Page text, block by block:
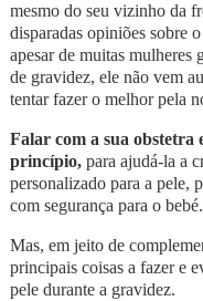
mesmo do seu vizinho da
disparadas opiniões sobre
apesar de muitas
de gravidez, ele não vem
tentar fazer o melhor pela
Falar com a sua obstetra
princípio,para ajudá-la a
personalizado para a pele,
com segurança para o bebé.
Mas, em jeito de
principais coisas a fazer e
pele durante a gravidez.